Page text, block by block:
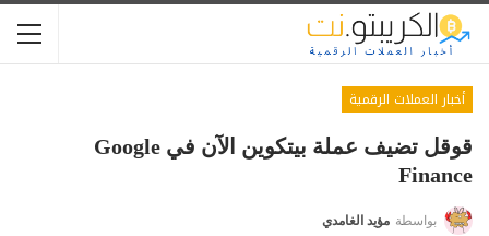
أخبار العملات الرقمية
قوقل تضيف عملة بيتكوين الآن في Google
Finance
بواسطة مؤيد الغامدي